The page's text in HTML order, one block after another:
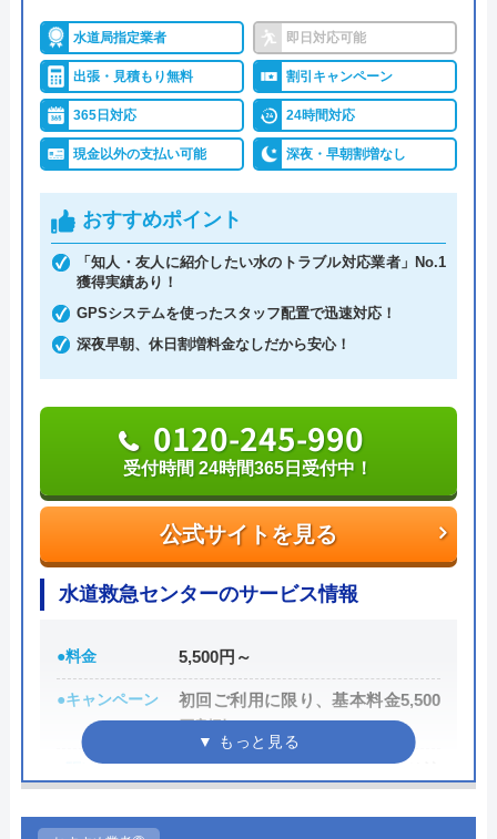
水のトラブルサポートセンターの
クチコミ on
4（123件のクチコミ）
金城藍子
3 か月前
洗面の蛇口の交換をお願いしました。初めて
の電話のときから丁寧に相談に乗ってくださ
り、安心して工事をお願いできました。 保
障やアフターフォローもしっかりしているの
も安心できる点です。 535128F 追記 台所の
水道も壊れてしまい、交換をお願いしまし
た。 こちらの都合に合わせて、最短で作業
した。 ありがとうございます。 またお願い
したいと思います。 535131F
い合わせ受付をしてくれるので、すぐに相談ができ
水トラブルの不安もすぐに解消できます。
調整作業のみであれば8,800円～と明朗会計。問い合
わせから見積もりまですべて無料でできるので、ま
日本全国の水トラブルに対応している水の生活救急
車はトイレのみならず洗面所やキッチン、お風呂な
どにも対応してくれる水まわりトラブル解決のスペ
シャリストです。
おすすめポイントとしてはこれまでの施工対応実績
は240万件以上と豊富な実績数があり、また最短5分
で業者を手配してくれて最短30分でスピード駆け付
けしてくれるところです。
また、取扱いメーカーに関しても幅広いため、水ま
わりトラブルで困った際には頼りになる業者でしょ
もちろん見積もりは無料ですし、出張・キャンセル
についても無料ですので、まずはサイトを覗いてみ
てはいかがでしょうか？
0120-569-365
水道局指定業者 即日対応可能
出張・見積もり無料 割引キャンペーン
365日対応 24時間対応
現金以外の支払い可能 深夜・早朝割増なし
おすすめポイント
「知人・友人に紹介したい水のトラブル対応業者」No.1
獲得実績あり！
GPSシステムを使ったスタッフ配置で迅速対応！
深夜早朝、休日割増料金なしだから安心！
公式サイトを見る
0120-245-990
受付時間 24時間365日受付中！
水道救急センターのサービス情報
●料金 5,500円～
●キャンペーン
初回ご利用に限り、基本料金5,500
円割引
●駆けつけ時間
GPSシステムで30分スピード訪